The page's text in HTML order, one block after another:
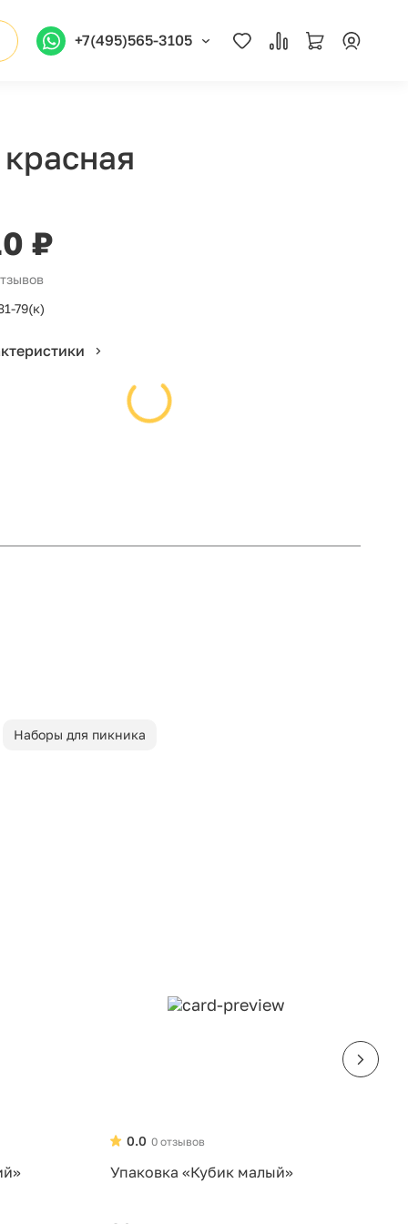
+7(495)565-3105
₽
79(к)
Наборы для пикника
0 отзывов
0.0
Упаковка «Кубик малый»